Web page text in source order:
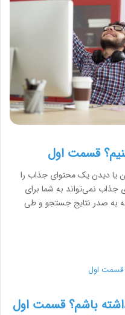
قسمت اول
یا دیدن یک محتوای جذاب را
جذاب نمی‌تواند به شما برای
به صدر نتایج جستجو و طی
باشم؟ قسمت اول